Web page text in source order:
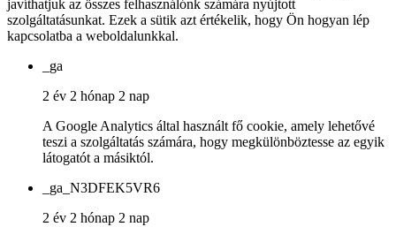
javíthatjuk az összes felhasználónk számára nyújtott
szolgáltatásunkat. Ezek a sütik azt értékelik, hogy Ön hogyan lép
kapcsolatba a weboldalunkkal.
_ga
2 év 2 hónap 2 nap
A Google Analytics által használt fő cookie, amely lehetővé
teszi a szolgáltatás számára, hogy megkülönböztesse az egyik
látogatót a másiktól.
_ga_N3DFEK5VR6
2 év 2 hónap 2 nap